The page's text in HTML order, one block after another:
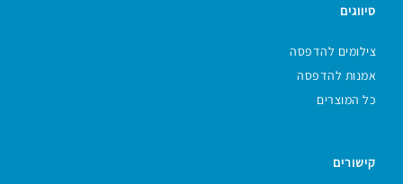
סיווגים
צילומים להדפסה
אמנות להדפסה
כל המוצרים
קישורים